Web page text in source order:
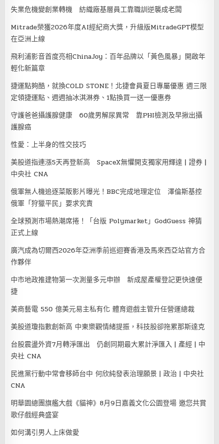
失業危機變創業轉機 紡織廠基層員工靠職訓逆襲成老闆
Mitrade榮獲2026年度AI經紀商大獎，升級版MitradeGPT模型
在亞洲上線
飛利浦影音首度亮相ChinaJoy：百年品牌以「黃色風暴」開啟年
輕化新篇章
捷運點夠酷，就換COLD STONE！北捷會員夏日專屬優惠 週三限
定領捷運點、週週抽冰淇淋券、1點換買一送一優惠券
守護爸爸攝護腺健康 60歲男解尿異常 靠PHI檢測及早揪出攝
護腺癌
性愛：上半身的性交技巧
美股道指連漲5天再登新高 SpaceX無懼開支獨家用輝達 | 證券 |
中央社 CNA
俄軍無人機追逐菜販影片曝光！BBC完成地理定位 澤倫斯基控
俄軍「狩獵平民」要求究責
全球預測市場熱潮席捲！「台版 Polymarket」GodGuess 神猜
正式上線
廣汽成為切爾西2026年亞洲季前巡迴賽香港及馬來西亞站官方合
作夥伴
中市地政推建物第一次測量多元申辦 新成屋產權登記更快速便
捷
美商藝電 550 億美元易主私有化 體育遊戲主管升任營運總裁
美股道瓊指數創新高 中東樂觀情緒提振，科技股卻拖累那斯達克
台股震盪外資7月轉淨匯出 仍創同期最大累計淨匯入 | 產經 | 中
央社 CNA
民進黨行動中常會移師台中 何欣純發表治理願景 | 政治 | 中央社
CNA
明華園總團旗艦大戲《貓神》8月9日嘉義文化公園登場 邀您共賞
歌仔戲經典盛宴
如何溝引男人上床做愛